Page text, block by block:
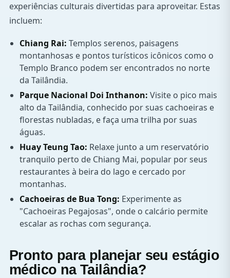
experiências culturais divertidas para aproveitar. Estas
incluem:
Chiang Rai: Templos serenos, paisagens
montanhosas e pontos turísticos icônicos como o
Templo Branco podem ser encontrados no norte
da Tailândia.
Parque Nacional Doi Inthanon: Visite o pico mais
alto da Tailândia, conhecido por suas cachoeiras e
florestas nubladas, e faça uma trilha por suas
águas.
Huay Teung Tao: Relaxe junto a um reservatório
tranquilo perto de Chiang Mai, popular por seus
restaurantes à beira do lago e cercado por
montanhas.
Cachoeiras de Bua Tong: Experimente as
"Cachoeiras Pegajosas", onde o calcário permite
escalar as rochas com segurança.
Pronto para planejar seu estágio
médico na Tailândia?